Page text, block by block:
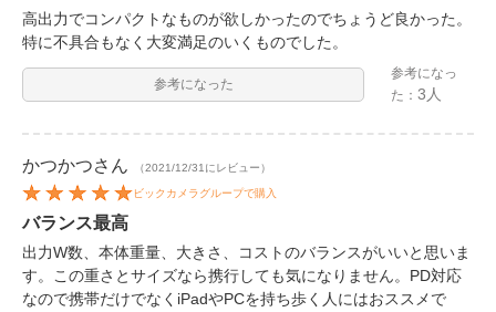
高出力でコンパクトなものが欲しかったのでちょうど良かった。
特に不具合もなく大変満足のいくものでした。
参考になった
参考になっ
た：3人
かつかつさん （2021/12/31にレビュー）
ビックカメラグループで購入
バランス最高
出力W数、本体重量、大きさ、コストのバランスがいいと思いま
す。この重さとサイズなら携行しても気になりません。PD対応
なので携帯だけでなくiPadやPCを持ち歩く人にはおススメで